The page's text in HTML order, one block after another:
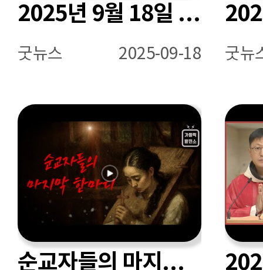
2025년 9월 18일 연중 제24주간 목요일 매일미사ㅣ신동민 프란치스코 신부 집전
굿뉴스 2025-09-18 굿뉴
순교자들의 마지막 한마디 / 가톨릭발전소